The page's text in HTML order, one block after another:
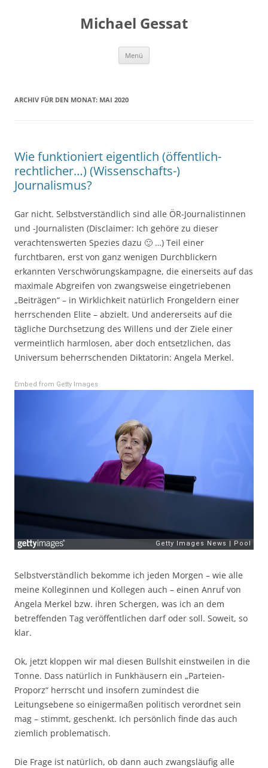
Michael Gessat
Menü
ARCHIV FÜR DEN MONAT: MAI 2020
Wie funktioniert eigentlich (öffentlich-
rechtlicher…) (Wissenschafts-)
Journalismus?
Gar nicht. Selbstverständlich sind alle ÖR-Journalistinnen
und -Journalisten (Disclaimer: Ich gehöre zu dieser
verachtenswerten Spezies dazu 🙂 …) Teil einer
furchtbaren, erst von ganz wenigen Durchblickern
erkannten Verschwörungskampagne, die einerseits auf das
maximale Abgreifen von zwangsweise eingetriebenen
„Beiträgen“ – in Wirklichkeit natürlich Frongeldern einer
herrschenden Elite – abzielt. Und andererseits auf die
tägliche Durchsetzung des Willens und der Ziele einer
vermeintlich harmlosen, aber doch entsetzlichen, das
Universum beherrschenden Diktatorin: Angela Merkel.
Embed from Getty Images
Selbstverständlich bekomme ich jeden Morgen – wie alle
meine Kolleginnen und Kollegen auch – einen Anruf von
Angela Merkel bzw. ihren Schergen, was ich an dem
betreffenden Tag veröffentlichen darf oder soll. Soweit, so
klar.
Ok, jetzt kloppen wir mal diesen Bullshit einstweilen in die
Tonne. Dass natürlich in Funkhäusern ein „Parteien-
Proporz“ herrscht und insofern zumindest die
Leitungsebene so einigermaßen politisch verordnet sein
mag – stimmt, geschenkt. Ich persönlich finde das auch
ziemlich problematisch.
Die Frage ist natürlich, ob dann auch zwangsläufig alle